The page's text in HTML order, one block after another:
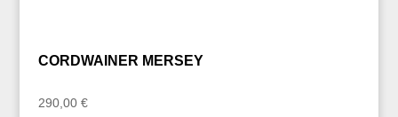
CORDWAINER MERSEY
290,00 €